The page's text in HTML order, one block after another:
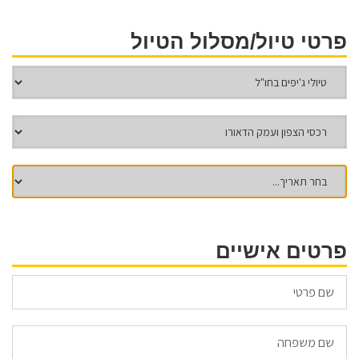
פרטי טיול/מסלול הטיול
פרטים אישיים